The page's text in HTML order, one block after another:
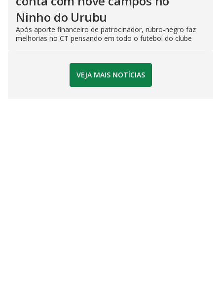
Ninho do Urubu
Após aporte financeiro de patrocinador, rubro-negro faz
melhorias no CT pensando em todo o futebol do clube
VEJA MAIS NOTÍCIAS